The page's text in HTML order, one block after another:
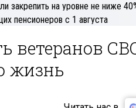
закрепить на уровне не ниже
пенсионеров с 1 августа
ветеранов
жизнь